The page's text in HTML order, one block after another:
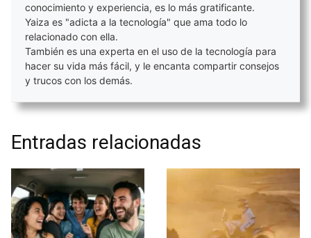
conocimiento y experiencia, es lo más gratificante.
Yaiza es "adicta a la tecnología" que ama todo lo
relacionado con ella.
También es una experta en el uso de la tecnología para
hacer su vida más fácil, y le encanta compartir consejos
y trucos con los demás.
Entradas relacionadas